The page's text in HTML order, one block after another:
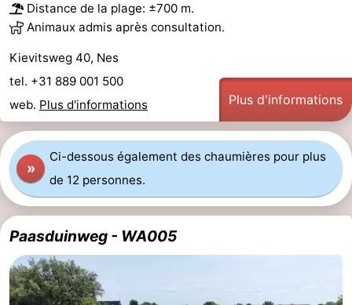
Promenade
sur
les
Wadden
Observation
des
phoques
Boire
et
manger
Événements
Pratiques
Forum
Route
Stationnement
Saut
des
Adresses
Distance de la plage: ±700 m.
Animaux admis après consultation.
Kievitsweg 40, Nes
tel. +31 889 001 500
web. Plus d'informations Plus d'informations
»
Ci-dessous également des chaumières pour plus
de 12 personnes.
Paasduinweg - WA005